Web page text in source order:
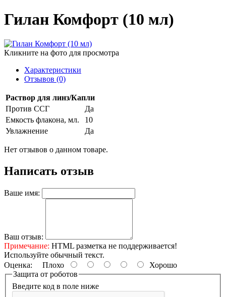
Гилан Комфорт (10 мл)
Кликните на фото для просмотра
Характеристики
Отзывов (0)
Раствор для линз/Капли
Против ССГ
Да
Емкость флакона, мл.
10
Увлажнение
Да
Нет отзывов о данном товаре.
Написать отзыв
Ваше имя:
Ваш отзыв:
Примечание: HTML разметка не поддерживается!
Используйте обычный текст.
Оценка: Плохо
Хорошо
Защита от роботов
Введите код в поле ниже